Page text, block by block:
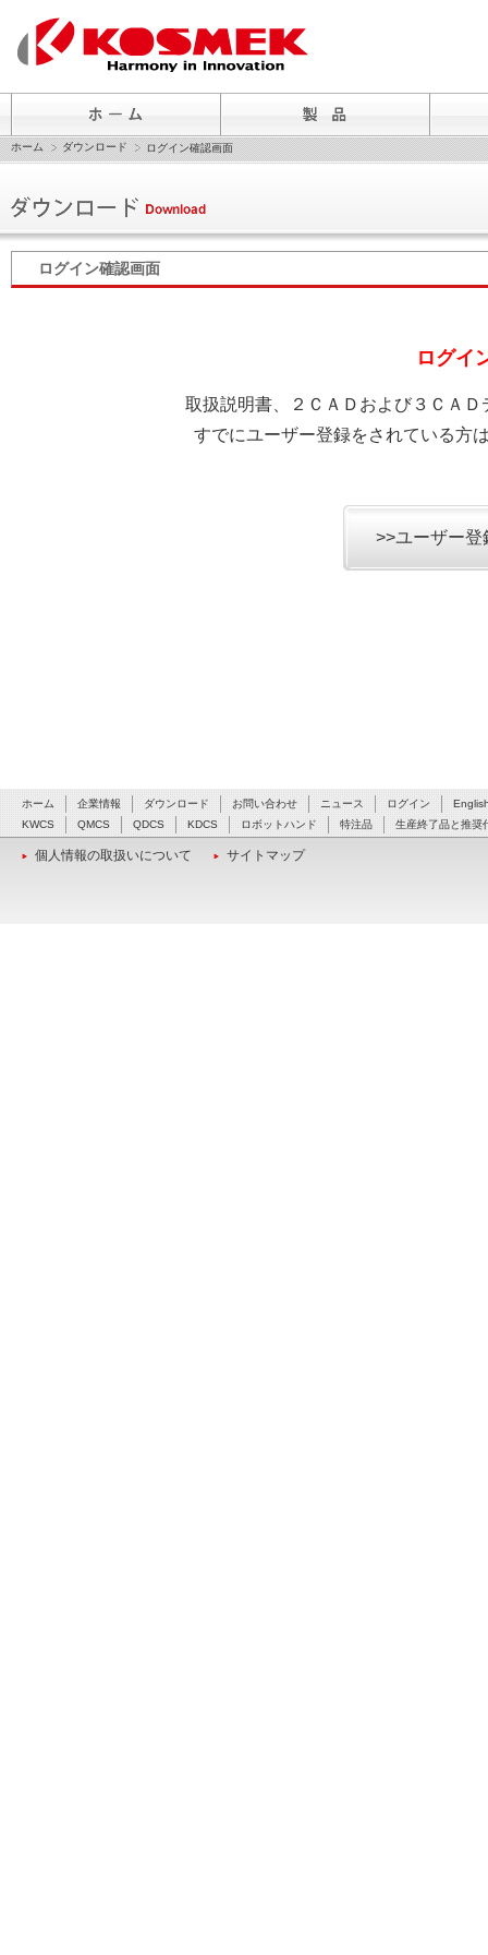
ホーム ダウンロード ログイン確認画面
ログイン確認画面
ログイ
取扱説明書、２ＣＡＤおよび３ＣＡ
すでにユーザー登録をされている方
>>ユーザー
ホーム 企業情報 ダウンロード お問い合わせ ニュース ログイン
KWCS
QMCS QDCS KDCS ロボットハンド 特注品 生産終了品と推奨
個人情報の取扱いについて サイトマップ